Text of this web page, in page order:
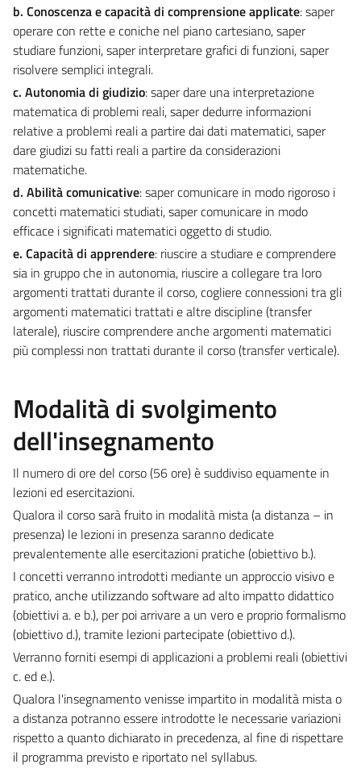
b. Conoscenza e capacità di comprensione applicate: saper
operare con rette e coniche nel piano cartesiano, saper
studiare funzioni, saper interpretare grafici di funzioni, saper
risolvere semplici integrali.
c. Autonomia di giudizio: saper dare una interpretazione
matematica di problemi reali, saper dedurre informazioni
relative a problemi reali a partire dai dati matematici, saper
dare giudizi su fatti reali a partire da considerazioni
matematiche.
d. Abilità comunicative: saper comunicare in modo rigoroso i
concetti matematici studiati, saper comunicare in modo
efficace i significati matematici oggetto di studio.
e. Capacità di apprendere: riuscire a studiare e comprendere
sia in gruppo che in autonomia, riuscire a collegare tra loro
argomenti trattati durante il corso, cogliere connessioni tra gli
argomenti matematici trattati e altre discipline (transfer
laterale), riuscire comprendere anche argomenti matematici
più complessi non trattati durante il corso (transfer verticale).
Modalità di svolgimento
dell'insegnamento
Il numero di ore del corso (56 ore) è suddiviso equamente in
lezioni ed esercitazioni.
Qualora il corso sarà fruito in modalità mista (a distanza – in
presenza) le lezioni in presenza saranno dedicate
prevalentemente alle esercitazioni pratiche (obiettivo b.).
I concetti verranno introdotti mediante un approccio visivo e
pratico, anche utilizzando software ad alto impatto didattico
(obiettivi a. e b.), per poi arrivare a un vero e proprio formalismo
(obiettivo d.), tramite lezioni partecipate (obiettivo d.).
Verranno forniti esempi di applicazioni a problemi reali (obiettivi
c. ed e.).
Qualora l'insegnamento venisse impartito in modalità mista o
a distanza potranno essere introdotte le necessarie variazioni
rispetto a quanto dichiarato in precedenza, al fine di rispettare
il programma previsto e riportato nel syllabus.